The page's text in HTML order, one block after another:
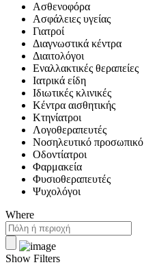
Ασθενοφόρα
Ασφάλειες υγείας
Γιατροί
Διαγνωστικά κέντρα
Διαιτολόγοι
Εναλλακτικές θεραπείες
Ιατρικά είδη
Ιδιωτικές κλινικές
Κέντρα αισθητικής
Κτηνίατροι
Λογοθεραπευτές
Νοσηλευτικό προσωπικό
Οδοντίατροι
Φαρμακεία
Φυσιοθεραπευτές
Ψυχολόγοι
Where
Show Filters